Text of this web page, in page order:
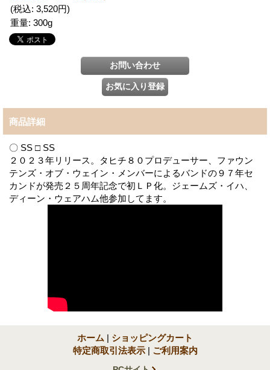
(税込: 3,520円)
重量: 300g
商品詳細
〇 SS □ SS
２０２３年リリース。タヒチ８０プロデューサー、ファウン
テンズ・オブ・ウェイン・メンバーによるバンドの９７年セ
カンドが発売２５周年記念で初ＬＰ化。ジェームズ・イハ、
ディーン・ウェアハム他参加してます。
ホーム | ショッピングカート
特定商取引法表示 | ご利用案内